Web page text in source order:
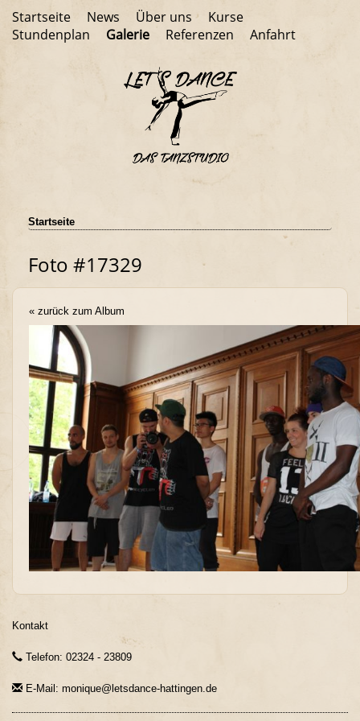
Startseite News Über uns
Kurse
Stundenplan
Galerie Referenzen Anfahrt
Startseite
Foto #17329
« zurück zum Album
Kontakt
Telefon: 02324 - 23809
E-Mail: monique@letsdance-hattingen.de